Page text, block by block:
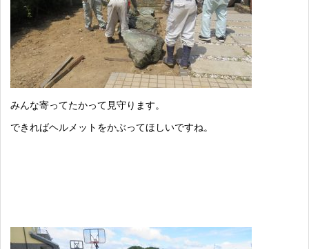
みんな寄ってたかって見守ります。
できればヘルメットをかぶってほしいですね。